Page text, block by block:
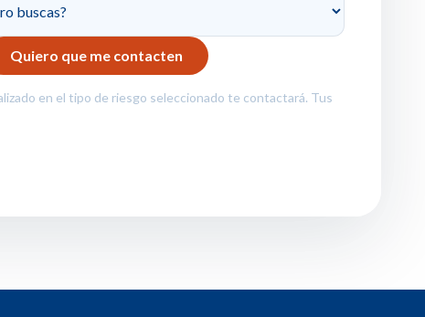
en el tipo de riesgo seleccionado te contactará. Tus